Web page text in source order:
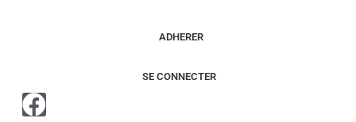
ADHERER
SE CONNECTER